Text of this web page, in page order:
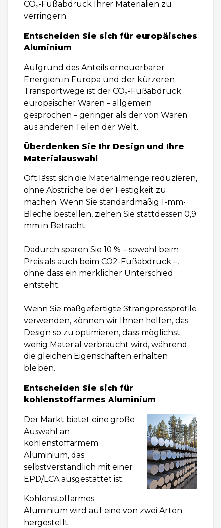
CO₂-Fußabdruck Ihrer Materialien zu
verringern.
Entscheiden Sie sich für europäisches
Aluminium
Aufgrund des Anteils erneuerbarer
Energien in Europa und der kürzeren
Transportwege ist der CO₂-Fußabdruck
europäischer Waren – allgemein
gesprochen – geringer als der von Waren
aus anderen Teilen der Welt.
Überdenken Sie Ihr Design und Ihre
Materialauswahl
Oft lässt sich die Materialmenge reduzieren,
ohne Abstriche bei der Festigkeit zu
machen. Wenn Sie standardmäßig 1-mm-
Bleche bestellen, ziehen Sie stattdessen 0,9
mm in Betracht.
Dadurch sparen Sie 10 % – sowohl beim
Preis als auch beim CO2-Fußabdruck –,
ohne dass ein merklicher Unterschied
entsteht.
Wenn Sie maßgefertigte Strangpressprofile
verwenden, können wir Ihnen helfen, das
Design so zu optimieren, dass möglichst
wenig Material verbraucht wird, während
die gleichen Eigenschaften erhalten
bleiben.
Entscheiden Sie sich für
kohlenstoffarmes Aluminium
Der Markt bietet eine große
Auswahl an
kohlenstoffarmem
Aluminium, das
selbstverständlich mit einer
EPD/LCA ausgestattet ist.
Kohlenstoffarmes
Aluminium wird auf eine von zwei Arten
hergestellt: